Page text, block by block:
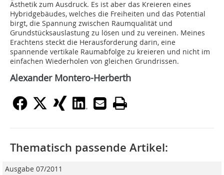
Ästhetik zum Ausdruck. Es ist aber das Kreieren ei­nes
Hybridgebäudes, welches die Freiheiten und das Potential
birgt, die Spannung zwischen Raumqualität und
Grundstücksauslastung zu lösen und zu vereinen. Meines
Erachtens steckt die Herausforderung darin, eine
spannende vertikale Raumabfolge zu kreieren und nicht im
einfachen Wiederholen von gleichen Grundrissen.
Alexander Montero-Herberth
Thematisch passende Artikel:
Ausgabe 07/2011